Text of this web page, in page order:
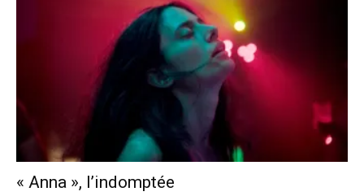
« Anna », l’indomptée